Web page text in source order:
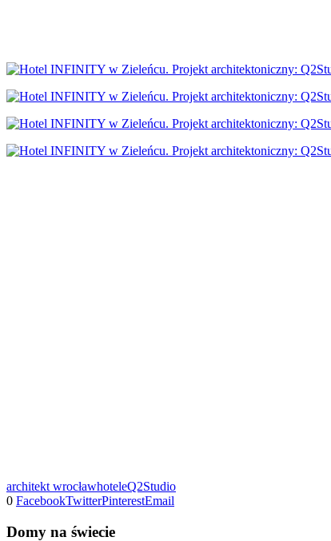
architekt wrocławhoteleQ2Studio
0 FacebookTwitterPinterestEmail
Domy na świecie